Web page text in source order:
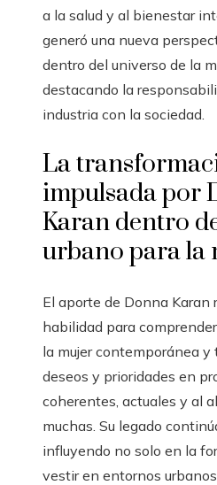
a la salud y al bienestar
generó una nueva
dentro del universo de la
destacando la
industria con la sociedad.
La
impulsada por
Karan dentro
urbano para la
El aporte de Donna Karan
habilidad para
la mujer contemporánea y
deseos y prioridades en
coherentes, actuales y al
muchas. Su legado
influyendo no solo en la
vestir en entornos